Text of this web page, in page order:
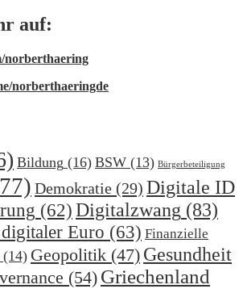
auf:
norberthaering
norberthaeringde
Bildung (16) BSW (13) Bürgerbeteiligung
Demokratie (29) Digitale ID
(62) Digitalzwang (83)
Euro (63) Finanzielle
(14) Geopolitik (47) Gesundheit
(54) Griechenland